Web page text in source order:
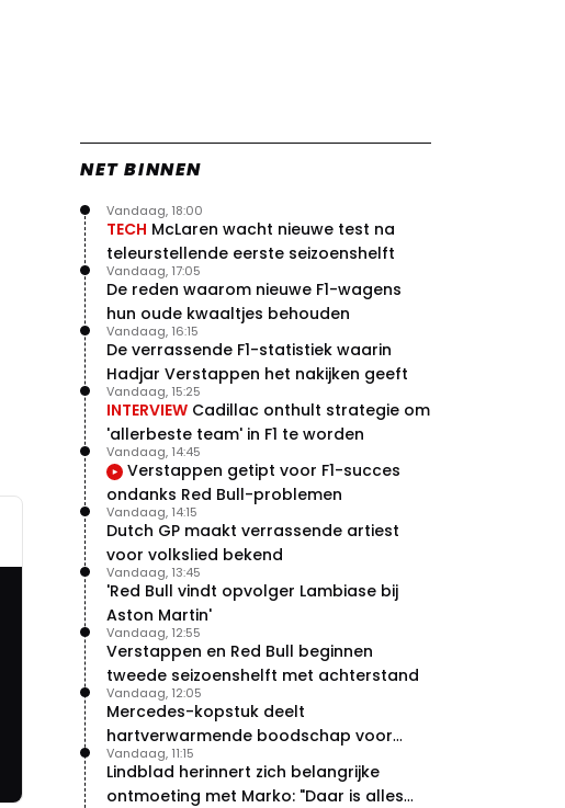
NET BINNEN
TECH McLaren wacht nieuwe test na
teleurstellende eerste seizoenshelft
Vandaag, 18:00
De reden waarom nieuwe F1-wagens
hun oude kwaaltjes behouden
Vandaag, 17:05
De verrassende F1-statistiek waarin
Hadjar Verstappen het nakijken geeft
Vandaag, 16:15
INTERVIEW Cadillac onthult strategie om
'allerbeste team' in F1 te worden
Vandaag, 15:25
Verstappen getipt voor F1-succes
ondanks Red Bull-problemen
Vandaag, 14:45
Dutch GP maakt verrassende artiest
voor volkslied bekend
Vandaag, 14:15
'Red Bull vindt opvolger Lambiase bij
Aston Martin'
Vandaag, 13:45
Verstappen en Red Bull beginnen
tweede seizoenshelft met achterstand
Vandaag, 12:55
Mercedes-kopstuk deelt
hartverwarmende boodschap voor
overstap naar Red Bull
Vandaag, 12:05
Lindblad herinnert zich belangrijke
ontmoeting met Marko: "Daar is alles
Vandaag, 11:15